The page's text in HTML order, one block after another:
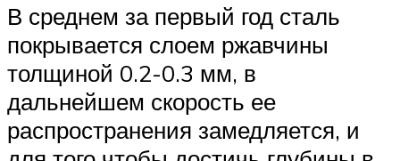
В среднем за первый год сталь
покрывается слоем ржавчины
толщиной 0.2-0.3 мм, в
дальнейшем скорость ее
распространения замедляется, и